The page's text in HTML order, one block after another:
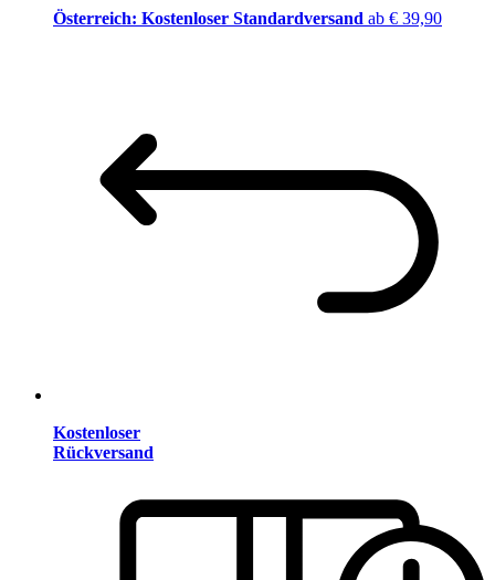
Österreich: Kostenloser Standardversand ab € 39,90
Kostenloser
Rückversand